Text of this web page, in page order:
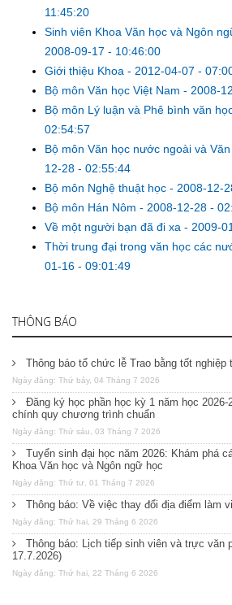
11:45:20
Sinh viên Khoa Văn học và Ngôn
2008-09-17 - 10:46:00
Giới thiệu Khoa - 2012-04-07 -
Bộ môn Văn học Việt Nam - 2008-
Bộ môn Lý luận và Phê bình văn
02:54:57
Bộ môn Văn học nước ngoài và
12-28 - 02:55:44
Bộ môn Nghệ thuật học - 2008-12-
Bộ môn Hán Nôm - 2008-12-28 -
Về một người bạn đã đi xa - 2009-
Thời trung đại trong văn học các
01-16 - 09:01:49
THÔNG BÁO
Thông báo tổ chức lễ Trao bằng tốt nghiệp
Ngày đăng: Thứ bảy, 04 Tháng 7 2026
Đăng ký học phần học kỳ 1 năm học 2026-
chính quy chương trình chuẩn
Ngày đăng: Thứ sáu, 03 Tháng 7 2026
Tuyển sinh đại học năm 2026: Khám phá
Khoa Văn học và Ngôn ngữ học
Ngày đăng: Thứ tư, 01 Tháng 7 2026
Thông báo: Về việc thay đổi địa điểm làm
Ngày đăng: Thứ hai, 29 Tháng 6 2026
Thông báo: Lịch tiếp sinh viên và trực văn
17.7.2026)
Ngày đăng: Thứ hai, 22 Tháng 6 2026